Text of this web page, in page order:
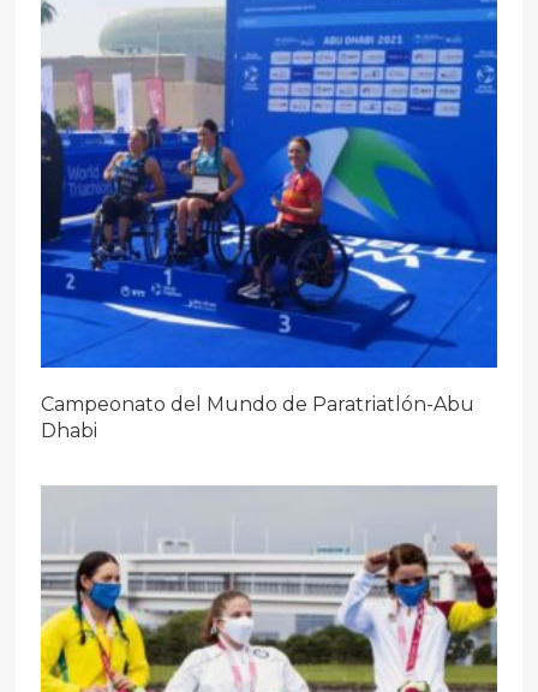
Campeonato del Mundo de Paratriatlón-Abu
Dhabi